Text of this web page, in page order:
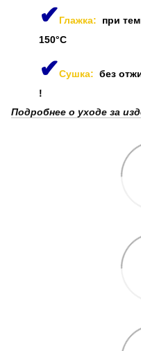
✔Глажка: при
150°C
✔Сушка: без
!
Подробнее о уходе за